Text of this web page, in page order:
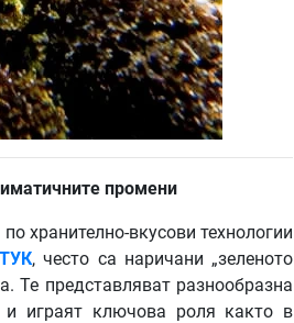
промени
хранително-вкусови технологии
ТУК, често са наричани „зеленото
Те представляват разнообразна
играят ключова роля както в